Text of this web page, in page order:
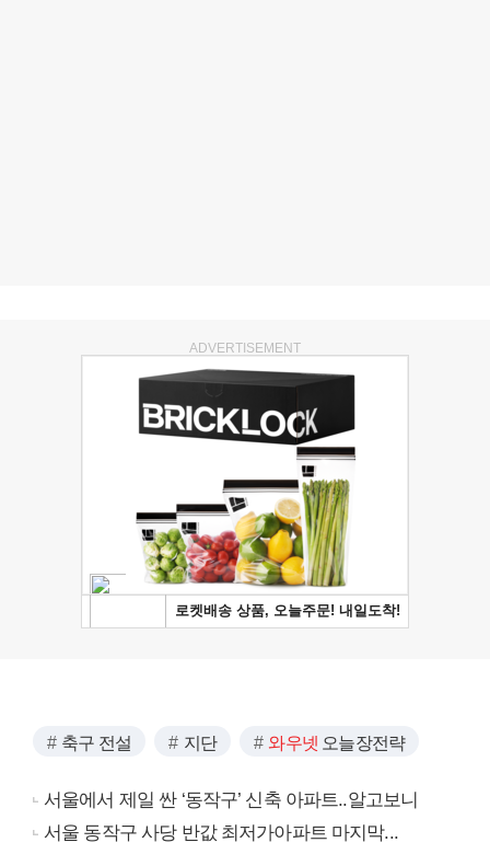
ADVERTISEMENT
축구 전설 지단 와우넷 오늘장전략
서울에서 제일 싼 ‘동작구’ 신축 아파트..알고보니
서울 동작구 사당 반값 최저가아파트 마지막...